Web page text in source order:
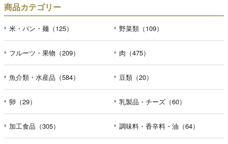
商品カテゴリー
米・パン・麺（125） 野菜類（109）
フルーツ・果物（209） 肉（475）
魚介類・水産品（584） 豆類（20）
卵（29） 乳製品・チーズ（60）
加工食品（305） 調味料・香辛料・油（64）